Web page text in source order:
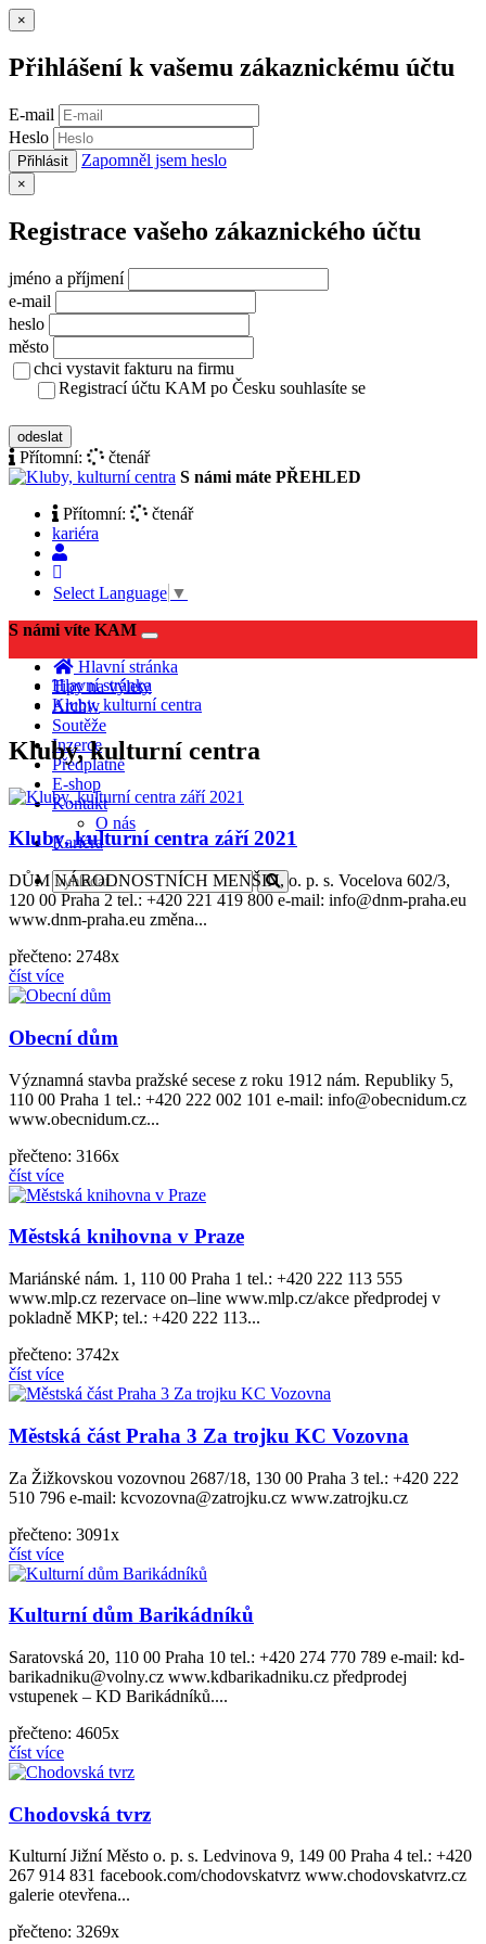
×
Přihlášení k vašemu zákaznickému účtu
E-mail
Heslo
Přihlásit Zapomněl jsem heslo
×
Registrace vašeho zákaznického účtu
jméno a příjmení
e-mail
heslo
město
chci vystavit fakturu na firmu
Registrací účtu KAM po Česku souhlasíte se
odeslat
Přítomní:
čtenář
S námi máte PŘEHLED
Přítomní:
čtenář
kariéra
Select Language ▼
S námi víte KAM
Toggle
navigation
Hlavní stránka
Tipy na výlety
Archiv
Soutěže
Inzerce
Předplatné
E-shop
Kontakt
O nás
Kariéra
Hlavní stránka
Kluby, kulturní centra
Kluby, kulturní centra
Kluby, kulturní centra září 2021
DŮM NÁRODNOSTNÍCH MENŠIN, o. p. s. Vocelova 602/3,
120 00 Praha 2 tel.: +420 221 419 800 e-mail: info@dnm-praha.eu
www.dnm-praha.eu změna...
přečteno: 2748x
číst více
Obecní dům
Významná stavba pražské secese z roku 1912 nám. Republiky 5,
110 00 Praha 1 tel.: +420 222 002 101 e-mail: info@obecnidum.cz
www.obecnidum.cz...
přečteno: 3166x
číst více
Městská knihovna v Praze
Mariánské nám. 1, 110 00 Praha 1 tel.: +420 222 113 555
www.mlp.cz rezervace on–line www.mlp.cz/akce předprodej v
pokladně MKP; tel.: +420 222 113...
přečteno: 3742x
číst více
Městská část Praha 3 Za trojku KC Vozovna
Za Žižkovskou vozovnou 2687/18, 130 00 Praha 3 tel.: +420 222
510 796 e-mail: kcvozovna@zatrojku.cz www.zatrojku.cz
přečteno: 3091x
číst více
Kulturní dům Barikádníků
Saratovská 20, 110 00 Praha 10 tel.: +420 274 770 789 e-mail: kd-
barikadniku@volny.cz www.kdbarikadniku.cz předprodej
vstupenek – KD Barikádníků....
přečteno: 4605x
číst více
Chodovská tvrz
Kulturní Jižní Město o. p. s. Ledvinova 9, 149 00 Praha 4 tel.: +420
267 914 831 facebook.com/chodovskatvrz www.chodovskatvrz.cz
galerie otevřena...
přečteno: 3269x